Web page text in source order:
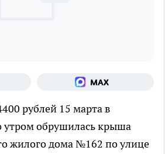
рублей 15 марта в
обрушилась крыша
жилого дома №162 по улице